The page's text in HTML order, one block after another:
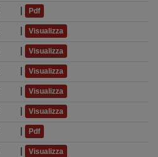
Pdf
Visualizza
Visualizza
Visualizza
Visualizza
Visualizza
Pdf
Visualizza